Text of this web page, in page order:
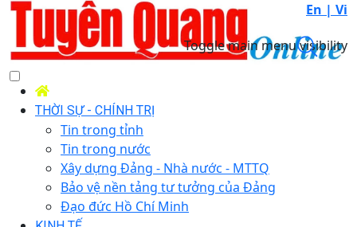
En | Vi
Toggle main menu visibility
THỜI SỰ - CHÍNH TRỊ
Tin trong tỉnh
Tin trong nước
Xây dựng Đảng - Nhà nước - MTTQ
Bảo vệ nền tảng tư tưởng của Đảng
Đạo đức Hồ Chí Minh